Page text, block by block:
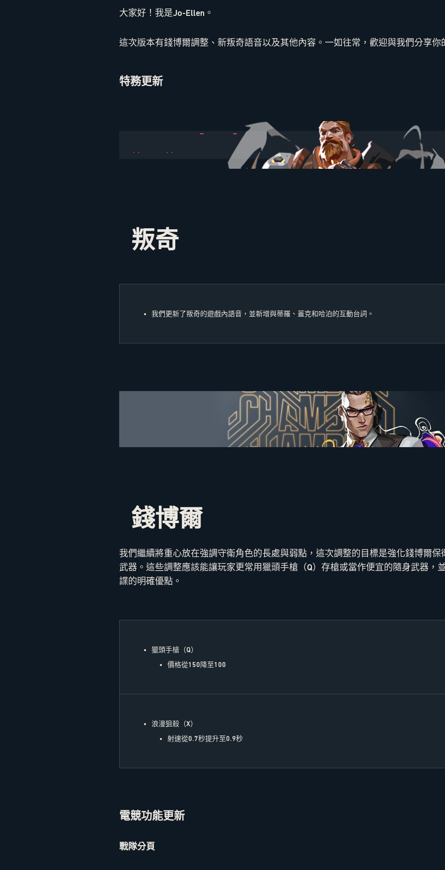
大家好！我是Jo-Ellen。
這次版本有錢博爾調整、新叛奇語音以及其他內容。一如往常，歡迎與我們分享你
特務更新
叛奇
我們更新了叛奇的遊戲內語音，並新增與蒂羅、蓋克和哈泊的互動台詞。
錢博爾
我們繼續將重心放在強調守衛角色的長處與弱點，這次調整的目標是強化錢博爾
武器。這些調整應該能讓玩家更常用獵頭手槍（Q）存槍或當作便宜的隨身武器，
諜的明確優點。
獵頭手槍（Q）
價格從150降至100
浪漫狙殺（X）
射速從0.7秒提升至0.9秒
電競功能更新
戰隊分頁